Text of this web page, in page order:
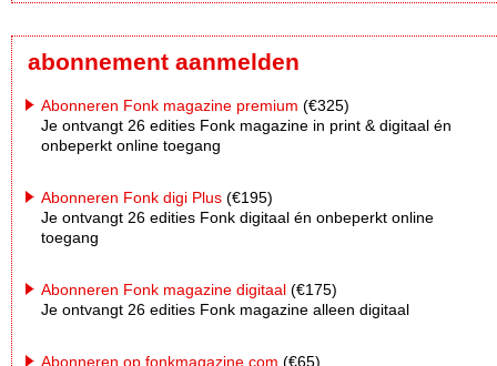
abonnement aanmelden
Abonneren Fonk magazine premium (€325)
Je ontvangt 26 edities Fonk magazine in print & digitaal én
onbeperkt online toegang
Abonneren Fonk digi Plus (€195)
Je ontvangt 26 edities Fonk digitaal én onbeperkt online
toegang
Abonneren Fonk magazine digitaal (€175)
Je ontvangt 26 edities Fonk magazine alleen digitaal
Abonneren op fonkmagazine.com (€65)